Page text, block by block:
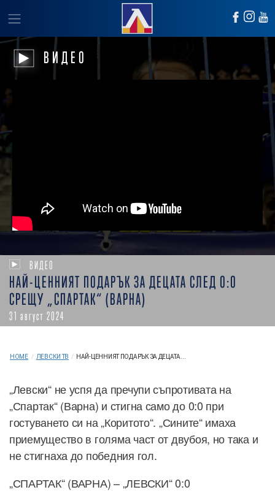
ВИДЕО
ВИДЕО
НАЙ-ЦЕННИЯТ ПОДАРЪК ЗА ДЕЦАТА СЛЕД 0:0
СРЕЩУ „СПАРТАК“ (ВАРНА)
31 август 2024
HOME / ЛЕВСКИ ТВ / НАЙ-ЦЕННИЯТ ПОДАРЪК ЗА ДЕЦАТА...
„Левски“ не успя да пречупи съпротивата на
„Спартак“ (Варна) и стигна само до 0:0 при
гостуването си на „Коритото“. „Сините“ имаха
приемущество в голяма част от двубоя, но така и
не стигнаха до победния гол.
„СПАРТАК“ (ВАРНА) – „ЛЕВСКИ“ 0:0